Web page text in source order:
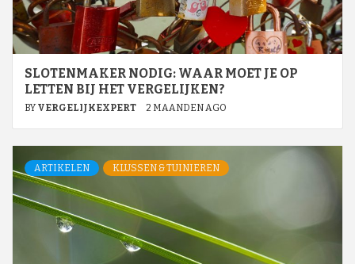
SLOTENMAKER NODIG: WAAR MOET JE OP
LETTEN BIJ HET VERGELIJKEN?
BY VERGELIJKEXPERT 2 MAANDEN AGO
ARTIKELEN KLUSSEN & TUINIEREN